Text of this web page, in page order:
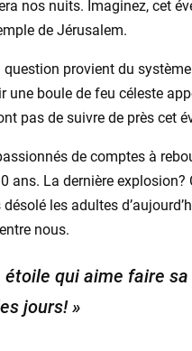
nos nuits. Imaginez, cet
de Jérusalem.
question provient du
une boule de feu céleste
pas de suivre de près cet
de comptes à
ans. La dernière explosion?
les adultes
nous.
étoile qui aime faire
jours! »